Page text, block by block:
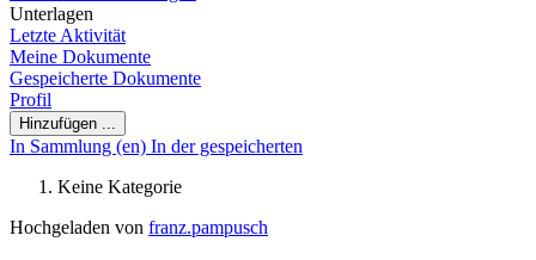
Unterlagen
Letzte Aktivität
Meine Dokumente
Gespeicherte Dokumente
Profil
Hinzufügen ...
In Sammlung (en) In der gespeicherten
Keine Kategorie
Hochgeladen von franz.pampusch